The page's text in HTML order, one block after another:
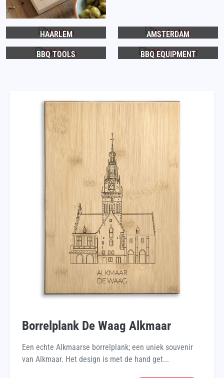
HAARLEM AMSTERDAM
BBQ TOOLS BBQ EQUIPMENT
Borrelplank De Waag Alkmaar
Een echte Alkmaarse borrelplank; een uniek souvenir
van Alkmaar. Het design is met de hand get...